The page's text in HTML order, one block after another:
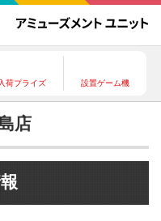
入荷プライズ 設置ゲーム機
店